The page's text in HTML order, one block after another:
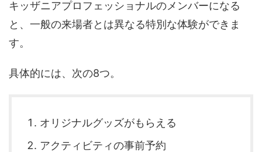
キッザニアプロフェッショナルのメンバーになる
と、一般の来場者とは異なる特別な体験ができま
す。
具体的には、次の8つ。
オリジナルグッズがもらえる
アクティビティの事前予約